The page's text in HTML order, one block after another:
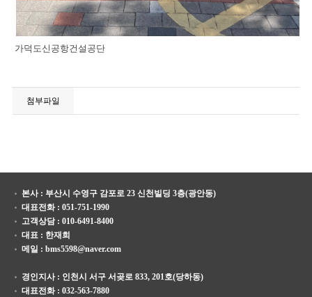
가덕도신공항건설공단
첨부파일
본사 : 부산시 수영구 감포로 23 신천빌딩 3층(광안동)
대표전화 : 051-751-1990
고객상담 : 010-6491-8400
대표 : 한재희
메일 : bms5598@naver.com
경인지사 : 인천시 서구 서곶로 833, 201호(당하동)
대표전화 : 032-563-7880